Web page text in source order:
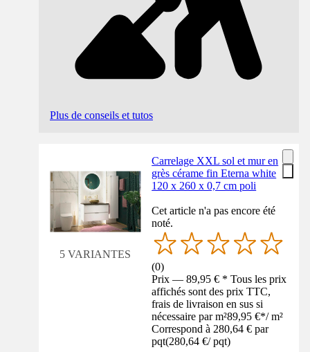
Plus de conseils et tutos
5 VARIANTES
Carrelage XXL sol et mur en
grès cérame fin Eterna white
120 x 260 x 0,7 cm poli
Cet article n'a pas encore été
noté.
(0)
Prix — 89,95 € * Tous les prix
affichés sont des prix TTC,
frais de livraison en sus si
nécessaire par m²89,95 €*/ m²
Correspond à 280,64 € par
pqt(280,64 €/ pqt)